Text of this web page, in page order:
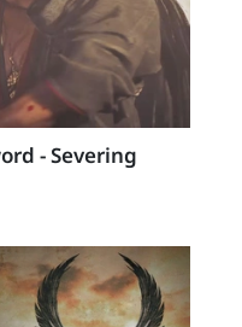
- Severing